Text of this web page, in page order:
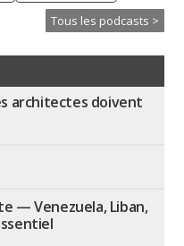
Tous les podcasts >
architectes doivent
— Venezuela, Liban,